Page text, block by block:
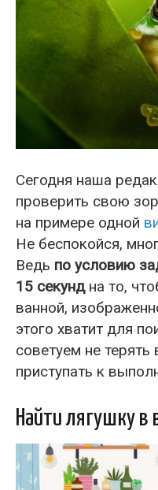
Сегодня наша
проверить свою
на примере одной
Не беспокойся,
Ведь по условию
15 секундна то,
ванной,
этого хватит для
советуем не
приступать к
Найти лягушку в